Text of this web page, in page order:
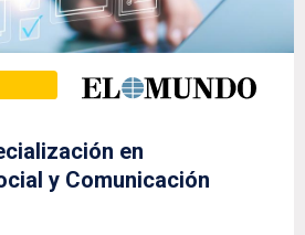
en
y Comunicación